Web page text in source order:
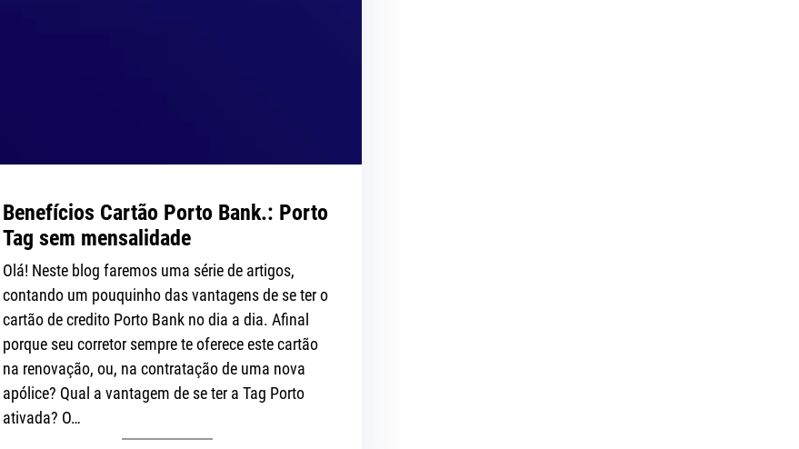
Benefícios Cartão Porto Bank.: Porto
Tag sem mensalidade
Olá! Neste blog faremos uma série de artigos,
contando um pouquinho das vantagens de se ter o
cartão de credito Porto Bank no dia a dia. Afinal
porque seu corretor sempre te oferece este cartão
na renovação, ou, na contratação de uma nova
apólice? Qual a vantagem de se ter a Tag Porto
ativada? O…